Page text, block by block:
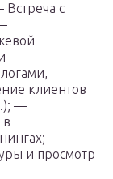
с
клиентов
—
в
—
и просмотр